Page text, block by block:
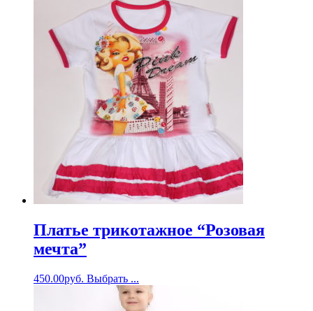
Платье трикотажное “Розовая
мечта”
450.00руб. Выбрать ...